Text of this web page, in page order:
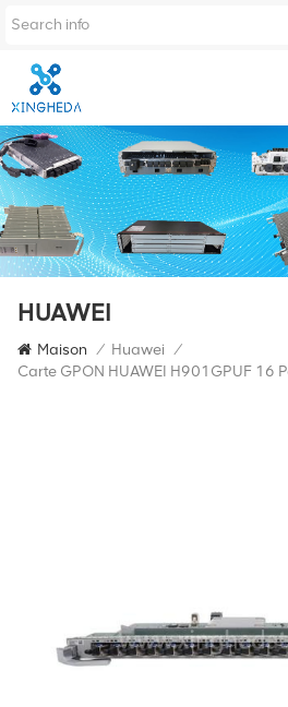
HUAWEI
Maison / Huawei /